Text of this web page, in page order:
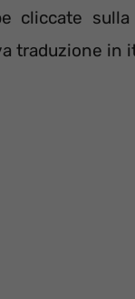
cliccate
traduzione in